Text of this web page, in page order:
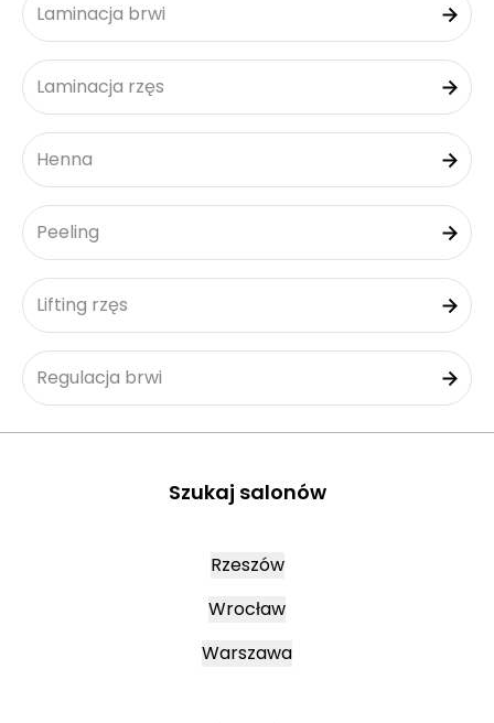
Laminacja brwi
Laminacja rzęs
Henna
Peeling
Lifting rzęs
Regulacja brwi
Szukaj salonów
Rzeszów
Wrocław
Warszawa